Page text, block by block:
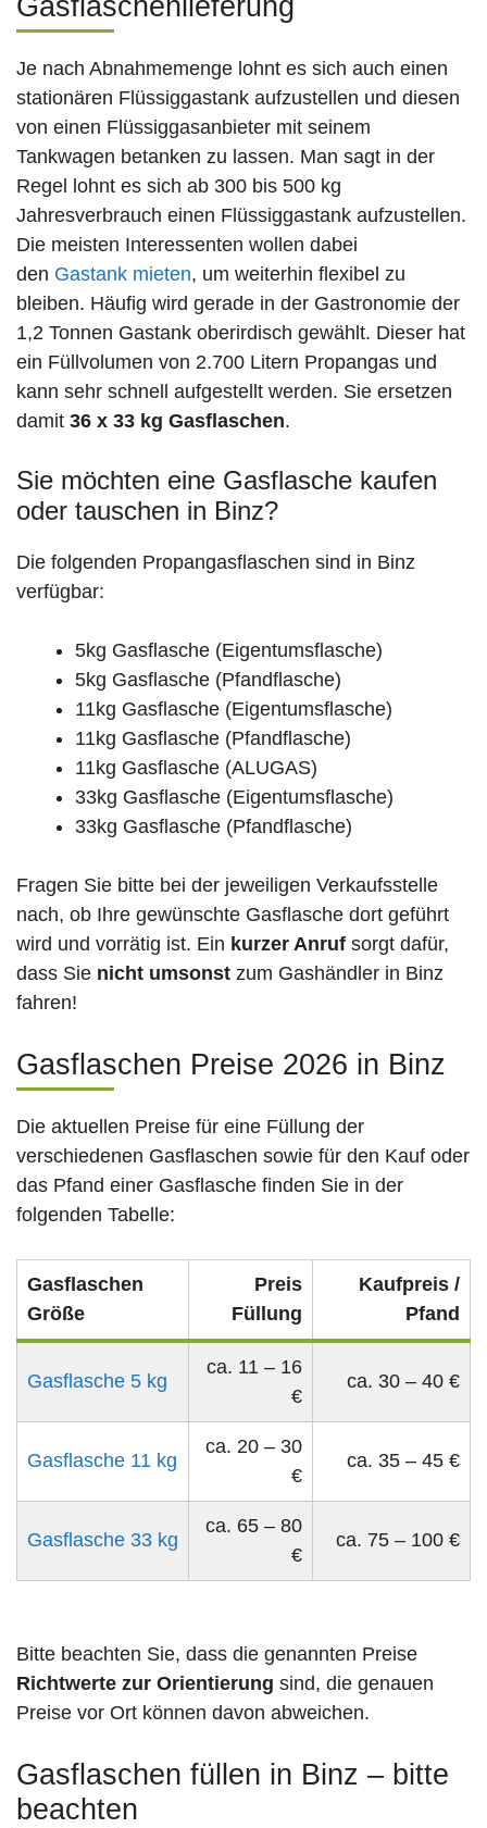
Gasflaschenlieferung
Je nach Abnahmemenge lohnt es sich auch einen
stationären Flüssiggastank aufzustellen und diesen
von einen Flüssiggasanbieter mit seinem
Tankwagen betanken zu lassen. Man sagt in der
Regel lohnt es sich ab 300 bis 500 kg
Jahresverbrauch einen Flüssiggastank aufzustellen.
Die meisten Interessenten wollen dabei
den Gastank mieten, um weiterhin flexibel zu
bleiben. Häufig wird gerade in der Gastronomie der
1,2 Tonnen Gastank oberirdisch gewählt. Dieser hat
ein Füllvolumen von 2.700 Litern Propangas und
kann sehr schnell aufgestellt werden. Sie ersetzen
damit 36 x 33 kg Gasflaschen.
Sie möchten eine Gasflasche kaufen
oder tauschen in Binz?
Die folgenden Propangasflaschen sind in Binz
verfügbar:
5kg Gasflasche (Eigentumsflasche)
5kg Gasflasche (Pfandflasche)
11kg Gasflasche (Eigentumsflasche)
11kg Gasflasche (Pfandflasche)
11kg Gasflasche (ALUGAS)
33kg Gasflasche (Eigentumsflasche)
33kg Gasflasche (Pfandflasche)
Fragen Sie bitte bei der jeweiligen Verkaufsstelle
nach, ob Ihre gewünschte Gasflasche dort geführt
wird und vorrätig ist. Ein kurzer Anruf sorgt dafür,
dass Sie nicht umsonst zum Gashändler in Binz
fahren!
Gasflaschen Preise 2026 in Binz
Die aktuellen Preise für eine Füllung der
verschiedenen Gasflaschen sowie für den Kauf oder
das Pfand einer Gasflasche finden Sie in der
folgenden Tabelle:
Gasflaschen
Größe
Preis
Füllung
Kaufpreis /
Pfand
Gasflasche 5 kg
ca. 11 – 16
€
ca. 30 – 40 €
Gasflasche 11 kg
ca. 20 – 30
€
ca. 35 – 45 €
Gasflasche 33 kg
ca. 65 – 80
€
ca. 75 – 100 €
Bitte beachten Sie, dass die genannten Preise
Richtwerte zur Orientierung sind, die genauen
Preise vor Ort können davon abweichen.
Gasflaschen füllen in Binz – bitte
beachten